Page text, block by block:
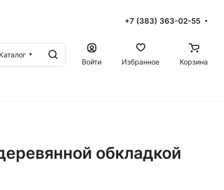
+7 (383) 363-02-55
Каталог
Войти
Избранное Корзина
обкладкой